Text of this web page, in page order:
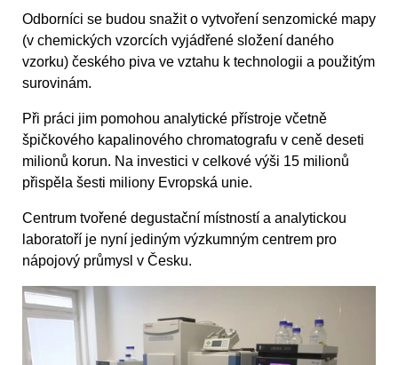
Odborníci se budou snažit o vytvoření senzomické mapy
(v chemických vzorcích vyjádřené složení daného
vzorku) českého piva ve vztahu k technologii a použitým
surovinám.
Při práci jim pomohou analytické přístroje včetně
špičkového kapalinového chromatografu v ceně deseti
milionů korun. Na investici v celkové výši 15 milionů
přispěla šesti miliony Evropská unie.
Centrum tvořené degustační místností a analytickou
laboratoří je nyní jediným výzkumným centrem pro
nápojový průmysl v Česku.